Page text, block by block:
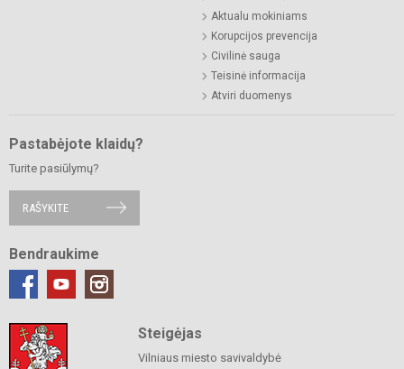
Aktualu mokiniams
Korupcijos prevencija
Civilinė sauga
Teisinė informacija
Atviri duomenys
Pastabėjote klaidų?
Turite pasiūlymų?
RAŠYKITE
Bendraukime
Steigėjas
Vilniaus miesto savivaldybė